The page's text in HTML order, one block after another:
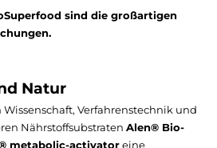
sind die großartigen
Natur
Verfahrenstechnik und
Nährstoffsubstraten Alen® Bio-
metabolic-activatoreine